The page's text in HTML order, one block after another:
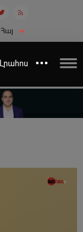
Հայ
Լրահոս